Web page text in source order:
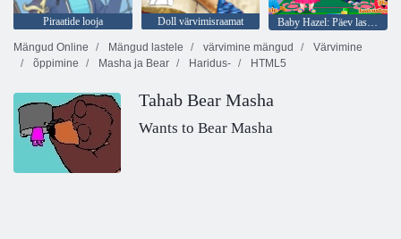
Piraatide looja Doll värvimisraamat
Baby Hazel: Päev lasteaias
Mängud Online
Mängud lastele värvimine mängud
Värvimine
õppimine
Masha ja Bear Haridus- HTML5
Tahab Bear Masha
Wants to Bear Masha